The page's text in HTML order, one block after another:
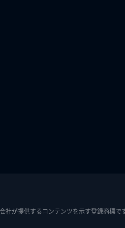
社が提供するコンテンツを示す登録商標で